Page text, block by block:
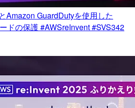
Amazon GuardDutyを使用した
ドの保護 #AWSreInvent #SVS342